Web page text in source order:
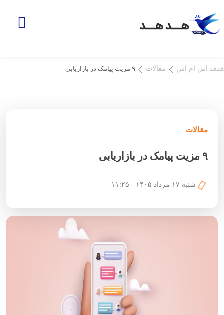
هدهد اس ام اس مقالات
مقالات
۹ مزیت پیامک در بازاریابی
شنبه ۱۷ مرداد ۱۴۰۵ - ۱۱:۲۵